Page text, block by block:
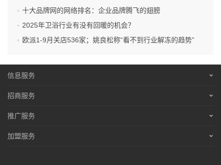
专门的行业展会也有很多。骗子们就充分利用这种机会来进
行大肆的诈骗活动。其中有一些甚至是参展“专业户”。他们
心制作的那些名不副实的假图片、假文字、假故事等。通
十大品牌网的网络排名：企业品牌腾飞的翅膀
2025年卫浴行业有没有回暖的机会？
欧派1-9月关店536家；姚良松称“看不到行业解冻的趋势”
信息服务
营销服务
联系合作
招商服务
营销服务
推广服务
营销服务
加盟服务